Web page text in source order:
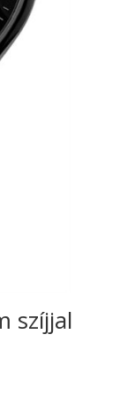
szíjjal